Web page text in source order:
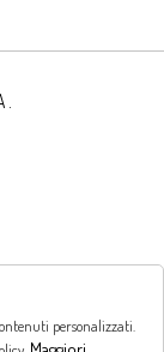
personalizzati.